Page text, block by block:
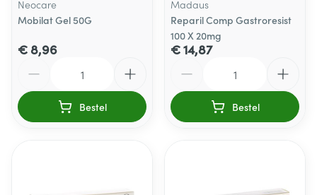
Neocare
Mobilat Gel 50G
€ 8,96
Bestel
Madaus
Reparil Comp Gastroresist
100 X 20mg
€ 14,87
Bestel